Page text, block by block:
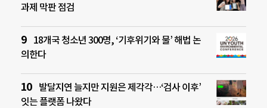
과제 막판 점검
18개국 청소년 300명, ‘기후위기와 물’ 해법 논
의한다
발달지연 늘지만 지원은 제각각…‘검사 이후’
잇는 플랫폼 나왔다